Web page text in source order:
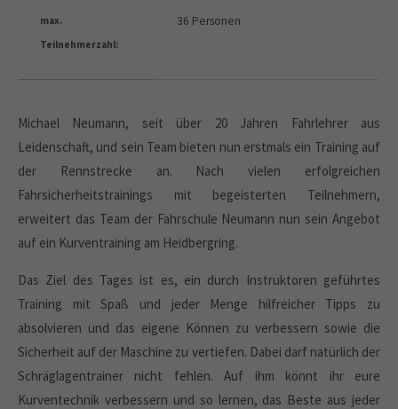
max.
Teilnehmerzahl:
36 Personen
Michael Neumann, seit über 20 Jahren Fahrlehrer aus
Leidenschaft, und sein Team bieten nun erstmals ein Training auf
der Rennstrecke an. Nach vielen erfolgreichen
Fahrsicherheitstrainings mit begeisterten Teilnehmern,
erweitert das Team der Fahrschule Neumann nun sein Angebot
auf ein Kurventraining am Heidbergring.
Das Ziel des Tages ist es, ein durch Instruktoren geführtes
Training mit Spaß und jeder Menge hilfreicher Tipps zu
absolvieren und das eigene Können zu verbessern sowie die
Sicherheit auf der Maschine zu vertiefen. Dabei darf natürlich der
Schräglagentrainer nicht fehlen. Auf ihm könnt ihr eure
Kurventechnik verbessern und so lernen, das Beste aus jeder